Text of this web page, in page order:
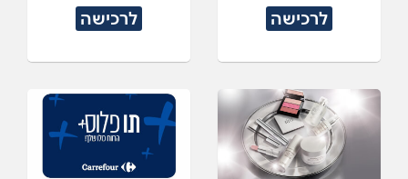
לרכישה לרכישה